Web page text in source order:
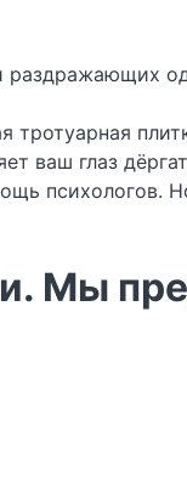
ваш глаз
Мы